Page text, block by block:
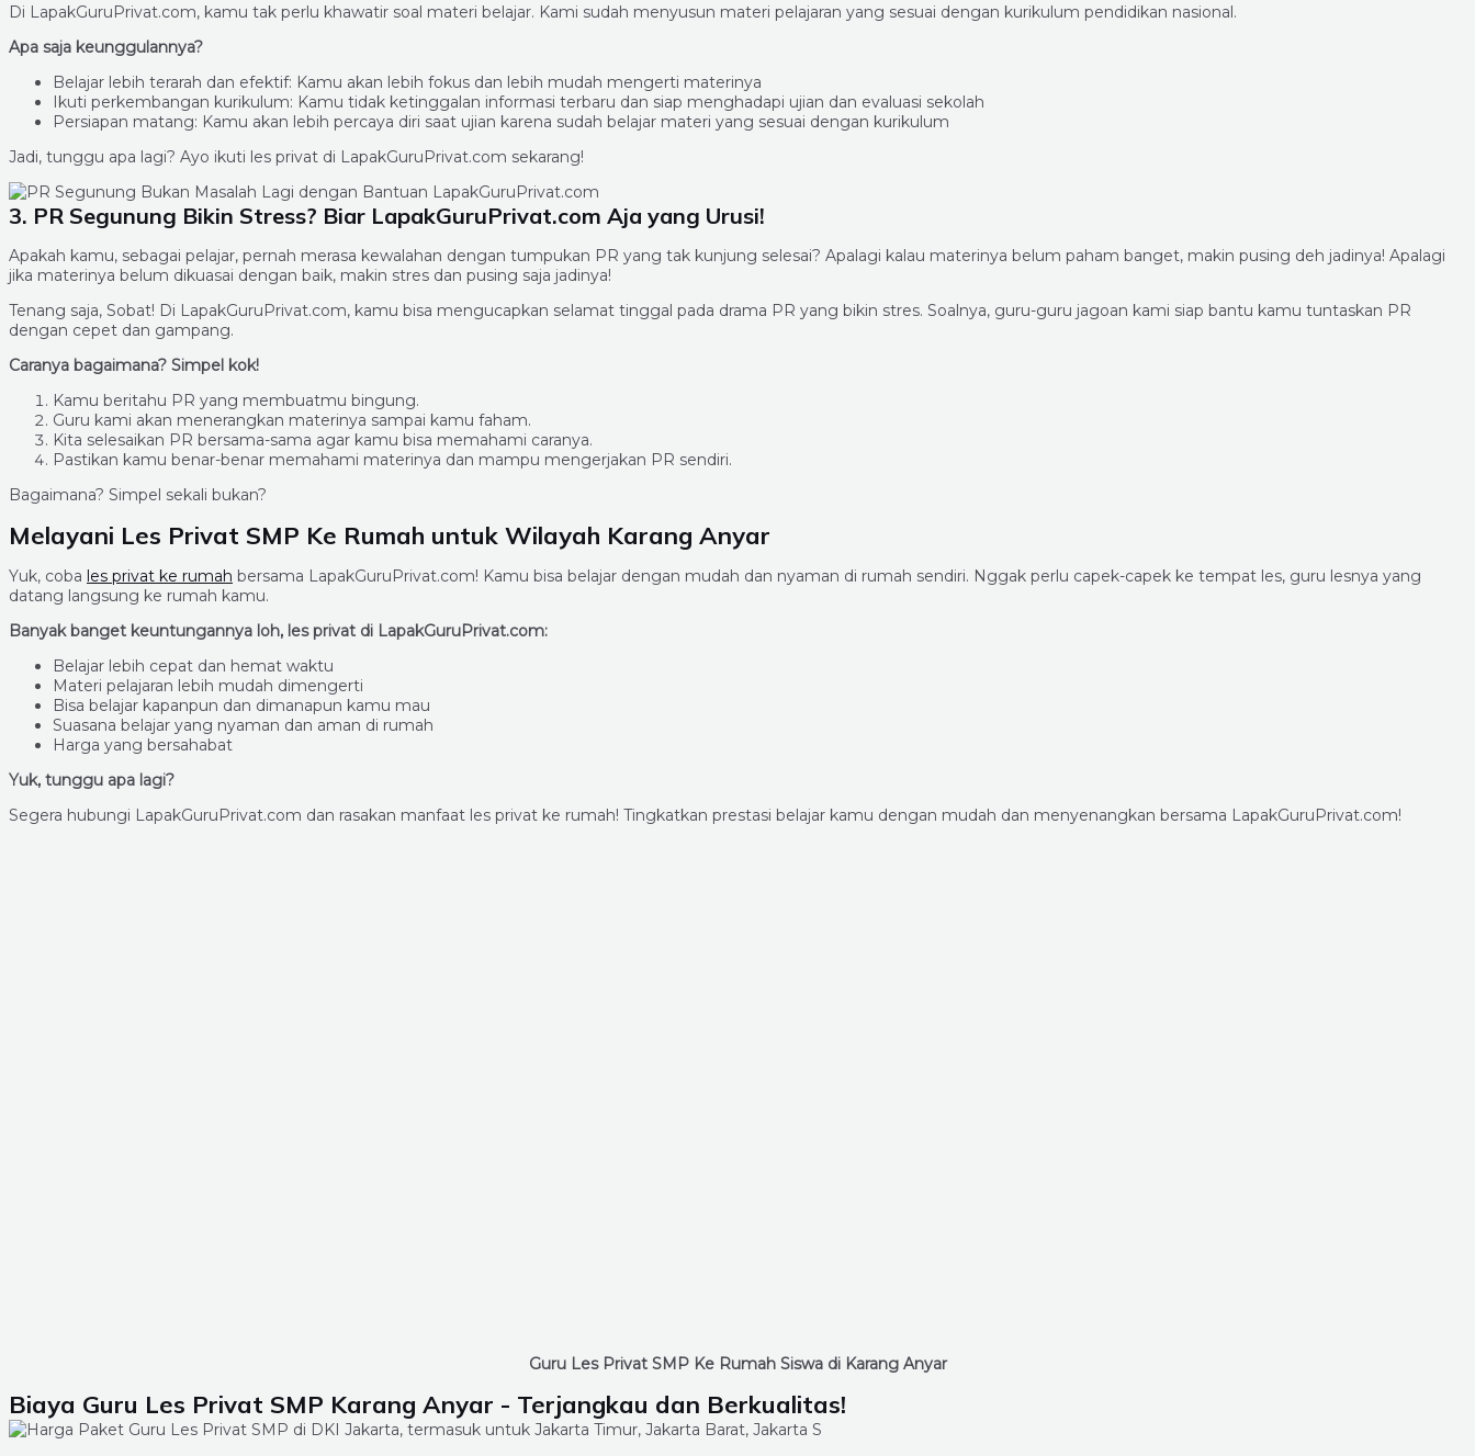
Di LapakGuruPrivat.com, kamu tak perlu khawatir soal materi belajar. Kami sudah menyusun materi pelajaran yang sesuai dengan kurikulum pendidikan nasional.
Apa saja keunggulannya?
Belajar lebih terarah dan efektif: Kamu akan lebih fokus dan lebih mudah mengerti materinya
Ikuti perkembangan kurikulum: Kamu tidak ketinggalan informasi terbaru dan siap menghadapi ujian dan evaluasi sekolah
Persiapan matang: Kamu akan lebih percaya diri saat ujian karena sudah belajar materi yang sesuai dengan kurikulum
Jadi, tunggu apa lagi? Ayo ikuti les privat di LapakGuruPrivat.com sekarang!
3. PR Segunung Bikin Stress? Biar LapakGuruPrivat.com Aja yang Urusi!
Apakah kamu, sebagai pelajar, pernah merasa kewalahan dengan tumpukan PR yang tak kunjung selesai? Apalagi kalau materinya belum paham banget, makin pusing deh jadinya! Apalagi
jika materinya belum dikuasai dengan baik, makin stres dan pusing saja jadinya!
Tenang saja, Sobat! Di LapakGuruPrivat.com, kamu bisa mengucapkan selamat tinggal pada drama PR yang bikin stres. Soalnya, guru-guru jagoan kami siap bantu kamu tuntaskan PR
dengan cepet dan gampang.
Caranya bagaimana? Simpel kok!
Kamu beritahu PR yang membuatmu bingung.
Guru kami akan menerangkan materinya sampai kamu faham.
Kita selesaikan PR bersama-sama agar kamu bisa memahami caranya.
Pastikan kamu benar-benar memahami materinya dan mampu mengerjakan PR sendiri.
Bagaimana? Simpel sekali bukan?
Melayani Les Privat SMP Ke Rumah untuk Wilayah Karang Anyar
Yuk, coba les privat ke rumah bersama LapakGuruPrivat.com! Kamu bisa belajar dengan mudah dan nyaman di rumah sendiri. Nggak perlu capek-capek ke tempat les, guru lesnya yang
datang langsung ke rumah kamu.
Banyak banget keuntungannya loh, les privat di LapakGuruPrivat.com:
Belajar lebih cepat dan hemat waktu
Materi pelajaran lebih mudah dimengerti
Bisa belajar kapanpun dan dimanapun kamu mau
Suasana belajar yang nyaman dan aman di rumah
Harga yang bersahabat
Yuk, tunggu apa lagi?
Segera hubungi LapakGuruPrivat.com dan rasakan manfaat les privat ke rumah! Tingkatkan prestasi belajar kamu dengan mudah dan menyenangkan bersama LapakGuruPrivat.com!
Guru Les Privat SMP Ke Rumah Siswa di Karang Anyar
Biaya Guru Les Privat SMP Karang Anyar - Terjangkau dan Berkualitas!